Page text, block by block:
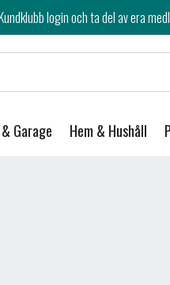
av era
Garage Hem & Hushåll